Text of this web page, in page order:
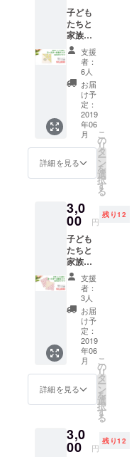
お礼の
メッ
セージ
子ども
たちと
家族へ
の応援
の気持
ちA③
かえる
のシー
ツ【花
咲く】
と同じ
生地の
コース
ター1枚
＆医療
的ケア
ゴ入り
缶バッ
ジ1個＆
お礼の
メッ
セージ
支援
者：
6人
お届
け予
定：
2019
年06
月
詳細を見る
こ
の
リ
タ
ー
ン
を
選
択
す
る
3,0
00 円
残り12
子ども
たちと
家族へ
の応援
の気持
ちB①
かえる
のシー
ツ【ご
縁】と
同じ生
地の
コース
ター2枚
＆お礼
のメッ
支援
者：
3人
お届
け予
定：
2019
年06
月
詳細を見る
こ
の
リ
タ
ー
ン
を
選
択
す
る
3,0
00 円
残り12